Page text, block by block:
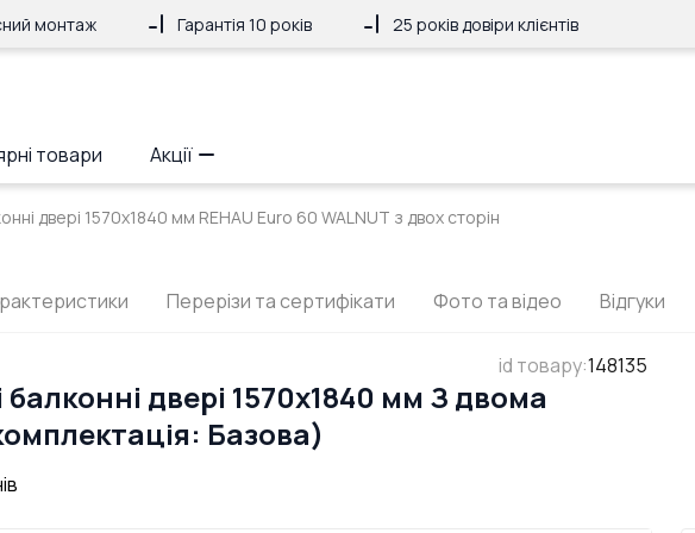
монтаж Гарантія 10 років 25 років довіри клієнтів
товари Акції
двері 1570x1840 мм REHAU Euro 60 WALNUT з двох сторін
Перерізи та сертифікати Фото та відео Відгуки
id товару:148135
двері 1570x1840 мм З двома
Базова)